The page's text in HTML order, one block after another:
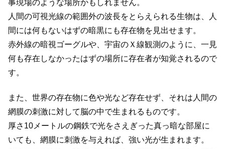
事現場のような場所かもしれません。
人間の可視光線の範囲外の波長をとらえられる生物は、人
間には何もないはずの暗黒にも存在物を見出せます。
赤外線の暗視ゴーグルや、宇宙のＸ線観測のように、一見
何も存在しなかったはずの場所に存在者が知覚されるので
す。
また、世界の存在物に色や光など存在せず、それは人間の
網膜の刺激に対して脳の中で生まれるものです。
厚さ10メートルの鋼鉄で光をさえぎった真っ暗な部屋に
いても、網膜に刺激を与えれば、強い光が生まれます。